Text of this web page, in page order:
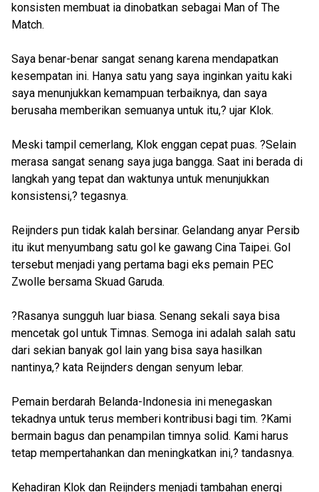
konsisten membuat ia dinobatkan sebagai Man of The
Match.
Saya benar-benar sangat senang karena mendapatkan
kesempatan ini. Hanya satu yang saya inginkan yaitu kaki
saya menunjukkan kemampuan terbaiknya, dan saya
berusaha memberikan semuanya untuk itu,? ujar Klok.
Meski tampil cemerlang, Klok enggan cepat puas. ?Selain
merasa sangat senang saya juga bangga. Saat ini berada di
langkah yang tepat dan waktunya untuk menunjukkan
konsistensi,? tegasnya.
Reijnders pun tidak kalah bersinar. Gelandang anyar Persib
itu ikut menyumbang satu gol ke gawang Cina Taipei. Gol
tersebut menjadi yang pertama bagi eks pemain PEC
Zwolle bersama Skuad Garuda.
?Rasanya sungguh luar biasa. Senang sekali saya bisa
mencetak gol untuk Timnas. Semoga ini adalah salah satu
dari sekian banyak gol lain yang bisa saya hasilkan
nantinya,? kata Reijnders dengan senyum lebar.
Pemain berdarah Belanda-Indonesia ini menegaskan
tekadnya untuk terus memberi kontribusi bagi tim. ?Kami
bermain bagus dan penampilan timnya solid. Kami harus
tetap mempertahankan dan meningkatkan ini,? tandasnya.
Kehadiran Klok dan Reijnders menjadi tambahan energi